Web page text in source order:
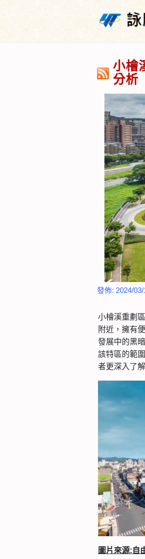
小檜
分析
發佈: 2024/
小檜溪重劃
附近，擁有
發展中的黑
該特區的範
者更深入了
圖片來源:自